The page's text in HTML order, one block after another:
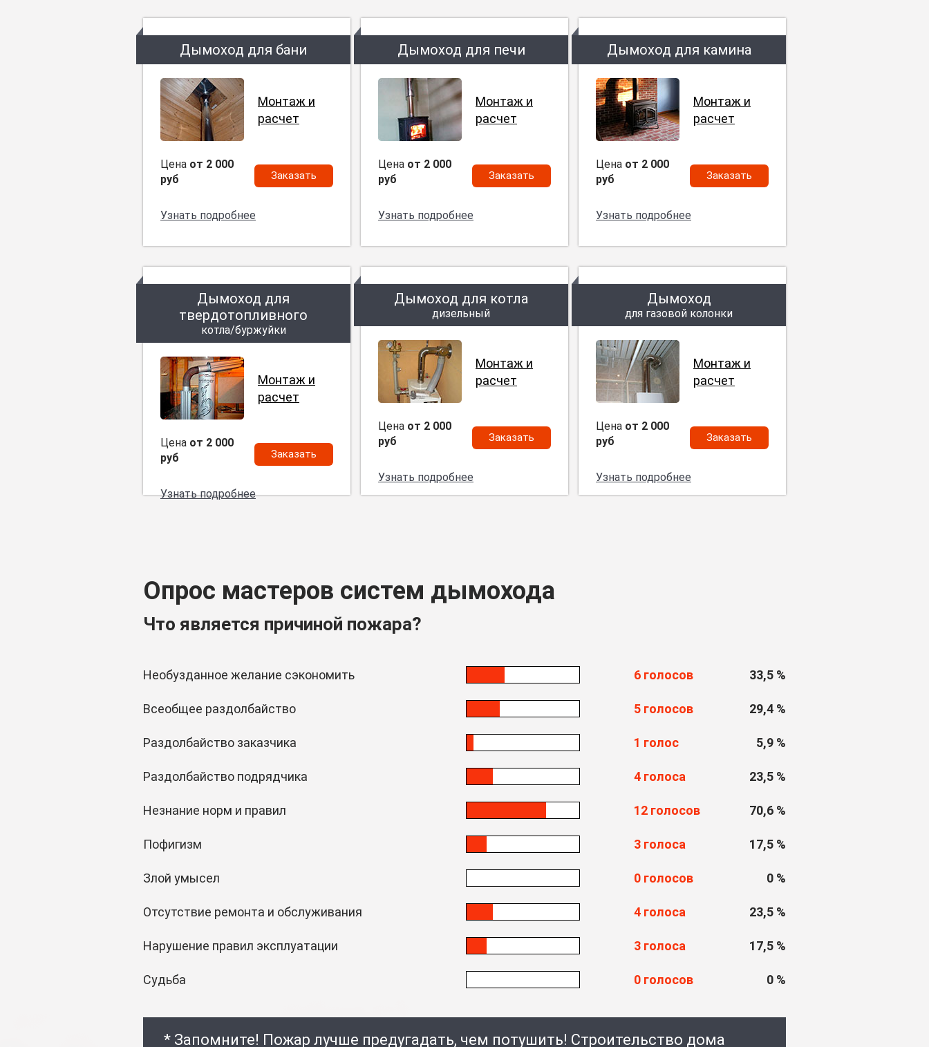
Дымоход для бани
Монтаж и
расчет
Цена от 2 000
руб
Заказать
Узнать подробнее
Дымоход для печи
Монтаж и
расчет
Цена от 2 000
руб
Заказать
Узнать подробнее
Дымоход для камина
Монтаж и
расчет
Цена от 2 000
руб
Заказать
Узнать подробнее
Дымоход для
твердотопливного
котла/буржуйки
Монтаж и
расчет
Цена от 2 000
руб
Заказать
Узнать подробнее
Дымоход для котла
дизельный
Монтаж и
расчет
Цена от 2 000
руб
Заказать
Узнать подробнее
Дымоход
для газовой колонки
Монтаж и
расчет
Цена от 2 000
руб
Заказать
Узнать подробнее
Опрос мастеров систем дымохода
Что является причиной пожара?
Необузданное желание сэкономить 6 голосов 33,5 %
Всеобщее раздолбайство 5 голосов 29,4 %
Раздолбайство заказчика 1 голос 5,9 %
Раздолбайство подрядчика 4 голоса 23,5 %
Незнание норм и правил 12 голосов 70,6 %
Пофигизм 3 голоса 17,5 %
Злой умысел 0 голосов 0 %
Отсутствие ремонта и обслуживания 4 голоса 23,5 %
Нарушение правил эксплуатации 3 голоса 17,5 %
Судьба 0 голосов 0 %
* Запомните! Пожар лучше предугадать, чем потушить! Строительство дома